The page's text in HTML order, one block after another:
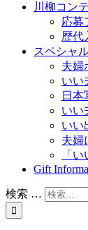
川柳コン
応募
歴代
スペシャ
夫婦
いい
日本
いい
いい
夫婦
「
Gift
検索 …